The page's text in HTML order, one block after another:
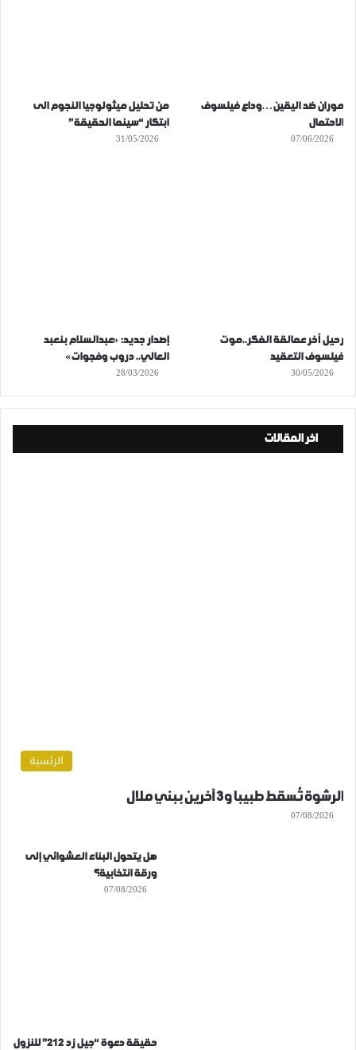
موران ضد اليقين…وداع فيلسوف
الاحتمال
07/06/2026
من تحليل ميثولوجيا النجوم الى
ابتكار “سينما الحقيقة”
31/05/2026
رحيل آخر عمالقة الفكر..موت
فيلسوف التعقيد
30/05/2026
إصدار جديد: «عبدالسلام بنعبد
العالي.. دروب وفجوات»
28/03/2026
اخر المقالات
الرئسية
الرشوة تُسقط طبيبا و3 آخرين ببني ملال
07/08/2026
هل يتحول البناء العشوائي إلى
ورقة انتخابية؟
07/08/2026
حقيقة دعوة “جيل زد 212” للنزول